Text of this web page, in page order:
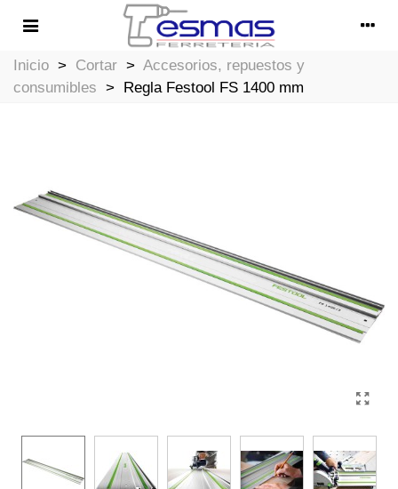
Inicio > Cortar > Accesorios, repuestos y
consumibles > Regla Festool FS 1400 mm